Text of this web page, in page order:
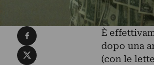
È
dopo una
(con le
Condividi su Facebook
Condividi su X